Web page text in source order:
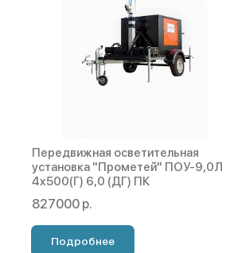
Передвижная осветительная
установка "Прометей" ПОУ-9,0Л
4х500(Г) 6,0 (ДГ) ПК
827000 р.
Подробнее